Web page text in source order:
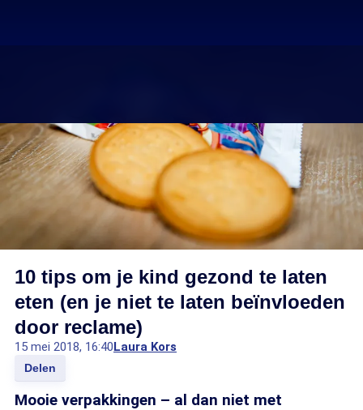
10 tips om je kind gezond te laten
eten (en je niet te laten beïnvloeden
door reclame)
15 mei 2018, 16:40Laura Kors
Delen
Mooie verpakkingen – al dan niet met